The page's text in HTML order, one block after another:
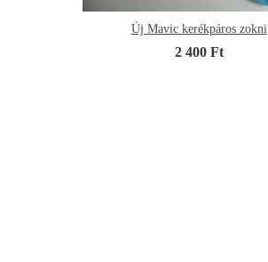
Új Mavic kerékpáros zokni
2 400 Ft